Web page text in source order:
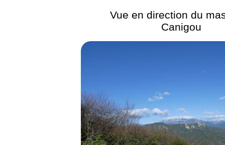
Vue en direction du
Canigou